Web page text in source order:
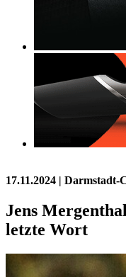
17.11.2024 | Darmstadt-
Jens
letzte Wort